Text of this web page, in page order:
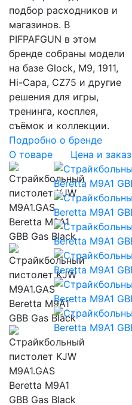
подбор расходников и
магазинов. В
PIFPAFGUN в этом
бренде собраны модели
на базе Glock, M9, 1911,
Hi-Capa, CZ75 и другие
решения для игры,
тренинга, косплея,
съёмок и коллекции.
Подробно о бренде
О товаре
Цена и заказ